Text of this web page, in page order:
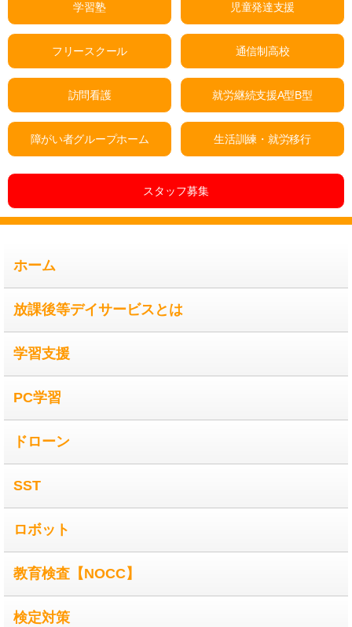
学習塾 児童発達支援
フリースクール 通信制高校
訪問看護 就労継続支援A型B型
障がい者グループホーム 生活訓練・就労移行
スタッフ募集
ホーム
放課後等デイサービスとは
学習支援
PC学習
ドローン
SST
ロボット
教育検査【NOCC】
検定対策